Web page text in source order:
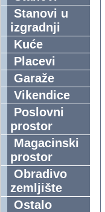
Stanovi u
izgradnji
Kuće
Placevi
Garaže
Vikendice
Poslovni
prostor
Magacinski
prostor
Obradivo
zemljište
Ostalo